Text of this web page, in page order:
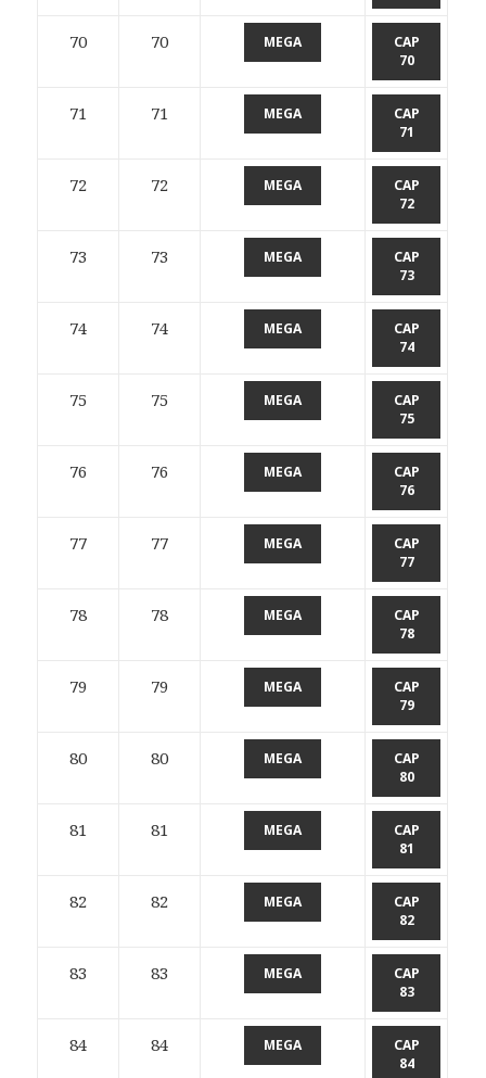
70 70 MEGA
CAP
70
71 71 MEGA
CAP
71
72 72 MEGA
CAP
72
73 73 MEGA
CAP
73
74 74 MEGA
CAP
74
75 75 MEGA
CAP
75
76 76 MEGA
CAP
76
77 77 MEGA
CAP
77
78 78 MEGA
CAP
78
79 79 MEGA
CAP
79
80 80 MEGA
CAP
80
81 81 MEGA
CAP
81
82 82 MEGA
CAP
82
83 83 MEGA
CAP
83
84 84 MEGA
CAP
84